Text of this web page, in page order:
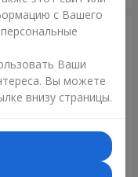
с Вашего
Ваши
Вы можете
внизу страницы.